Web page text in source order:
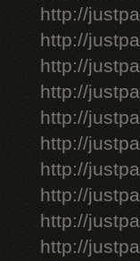
http://
http://
http://
http://
http://
http://
http://
http://
http://
http://